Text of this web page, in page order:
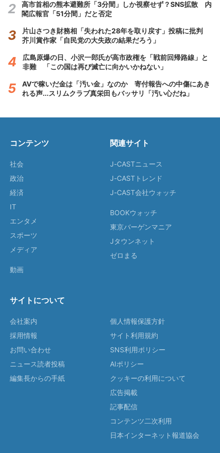
高市首相の熊本避難所「3分間」しか視察せず？SNS拡散 内
閣広報官「51分間」だと否定
片山さつき財務相「失われた28年を取り戻す」投稿に批判
芥川賞作家「自民党の大失政の結果だろう」
広島原爆の日、小沢一郎氏が高市政権を「戦前回帰路線」と
非難 「この国は再び滅亡に向かいかねない」
AVで稼いだ金は「汚い金」なのか 寄付報告への中傷にあき
れる声...スリムクラブ真栄田もバッサリ「汚い心だね」
コンテンツ
社会
政治
経済
IT
エンタメ
スポーツ
メディア
動画
関連サイト
J-CASTニュース
J-CASTトレンド
J-CAST会社ウォッチ
BOOKウォッチ
東京バーゲンマニア
Jタウンネット
ゼロまる
サイトについて
会社案内
採用情報
お問い合わせ
ニュース読者投稿
編集長からの手紙
個人情報保護方針
サイト利用規約
SNS利用ポリシー
AIポリシー
クッキーの利用について
広告掲載
記事配信
コンテンツ二次利用
日本インターネット報道協会